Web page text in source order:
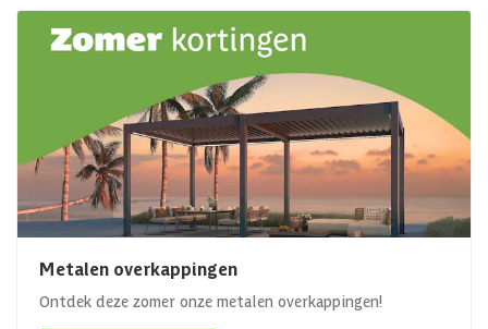
Metalen overkappingen
Ontdek deze zomer onze metalen overkappingen!